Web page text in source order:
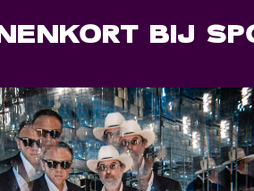
BIJ